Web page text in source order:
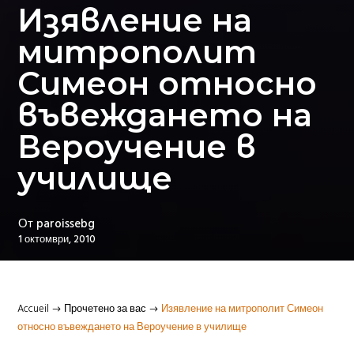
Изявление на
митрополит
Симеон относно
въвеждането на
Вероучение в
училище
От paroissebg
1 октомври, 2010
Accueil $ Прочетено за вас $ Изявление на митрополит Симеон
относно въвеждането на Вероучение в училище